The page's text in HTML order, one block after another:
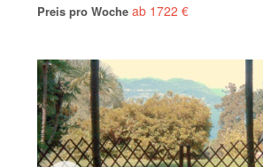
Preis pro Woche ab 1722 €